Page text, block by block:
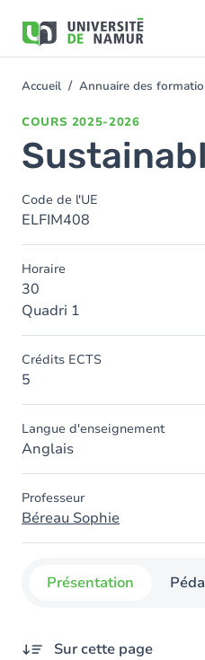
contenu
You
Accueil Annuaire des
COURS 2025-2026
Code de l'UE
ELFIM408
Horaire
30
Quadri 1
Crédits ECTS
5
Langue d'enseignement
Anglais
Professeur
Béreau Sophie
Présentation
Sur cette page